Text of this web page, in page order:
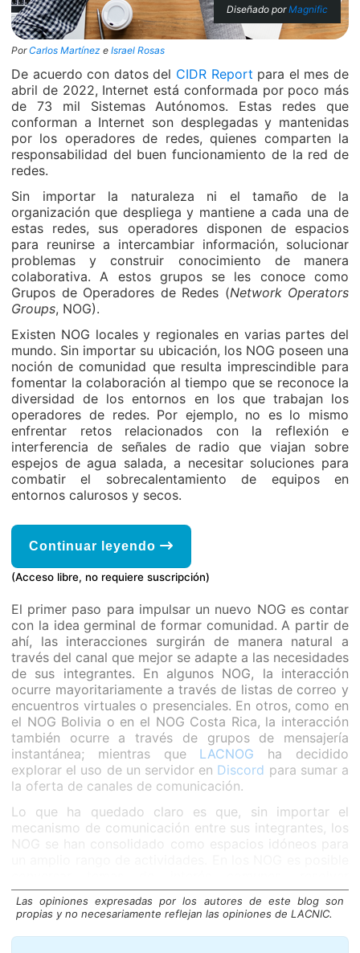
Diseñado porMagnific
PorCarlos Martínez e Israel Rosas
De acuerdo con datos del CIDR Report para el mes de
abril de 2022, Internet está conformada por poco más
de 73 mil Sistemas Autónomos. Estas redes que
conforman a Internet son desplegadas y mantenidas
por los operadores de redes, quienes comparten la
responsabilidad del buen funcionamiento de la red de
redes.
Sin importar la naturaleza ni el tamaño de la
organización que despliega y mantiene a cada una de
estas redes, sus operadores disponen de espacios
para reunirse a intercambiar información, solucionar
problemas y construir conocimiento de manera
colaborativa. A estos grupos se les conoce como
Grupos de Operadores de Redes (Network Operators
Groups, NOG).
Existen NOG locales y regionales en varias partes del
mundo. Sin importar su ubicación, los NOG poseen una
noción de comunidad que resulta imprescindible para
fomentar la colaboración al tiempo que se reconoce la
diversidad de los entornos en los que trabajan los
operadores de redes. Por ejemplo, no es lo mismo
enfrentar retos relacionados con la reflexión e
interferencia de señales de radio que viajan sobre
espejos de agua salada, a necesitar soluciones para
combatir el sobrecalentamiento de equipos en
entornos calurosos y secos.
Continuar leyendo
(Acceso libre, no requiere suscripción)
El primer paso para impulsar un nuevo NOG es contar
con la idea germinal de formar comunidad. A partir de
ahí, las interacciones surgirán de manera natural a
través del canal que mejor se adapte a las necesidades
de sus integrantes. En algunos NOG, la interacción
ocurre mayoritariamente a través de listas de correo y
encuentros virtuales o presenciales. En otros, como en
el NOG Bolivia o en el NOG Costa Rica, la interacción
también ocurre a través de grupos de mensajería
instantánea; mientras que LACNOG ha decidido
explorar el uso de un servidor en Discord para sumar a
la oferta de canales de comunicación.
Lo que ha quedado claro es que, sin importar el
mecanismo de comunicación entre sus integrantes, los
NOG se han consolidado como espacios idóneos para
problemas en conjunto, buscar capacitaciones o atraer
a ponentes de otras organizaciones del ecosistema
para resolver dudas. Algunos grupos ya están
discutiendo temas de frontera, como la
Las opiniones expresadas por los autores de este blog son
propias y no necesariamente reflejan las opiniones de LACNIC.